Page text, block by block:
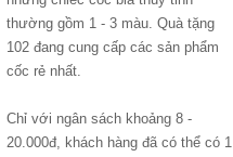
thường gồm 1 - 3 màu. Quà tặng
102 đang cung cấp các sản phẩm
cốc rẻ nhất.
Chỉ với ngân sách khoảng 8 -
20.000đ, khách hàng đã có thể có 1